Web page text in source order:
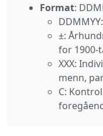
Format:
±:
for 1900-
XXX:
menn,
C: